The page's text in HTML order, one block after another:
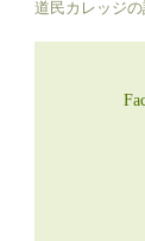
道民カレッジ